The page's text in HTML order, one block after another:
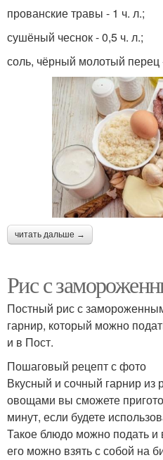
прованские травы - 1 ч. л.;
сушёный чеснок - 0,5 ч. л.;
соль, чёрный молотый перец
читать дальше →
Рис с
Постный рис с
гарнир, который можно
и в Пост.
Пошаговый рецепт с фото
Вкусный и сочный гарнир
овощами вы сможете
минут, если будете
Такое блюдо можно подать и
его можно взять с собой на